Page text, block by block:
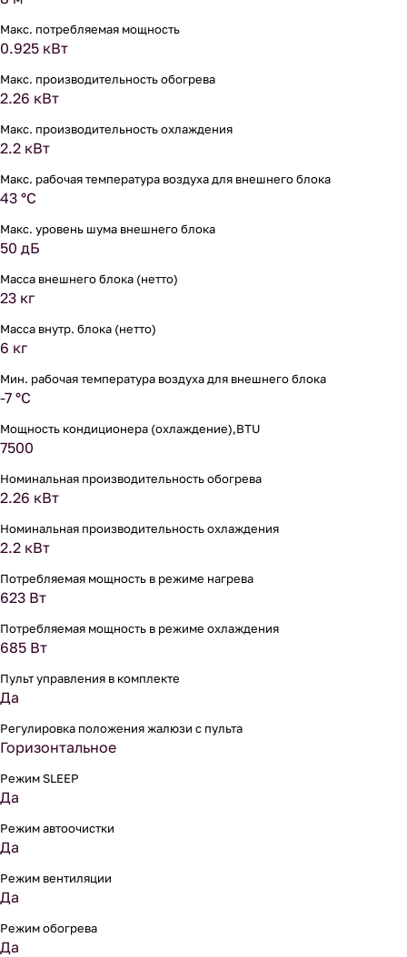
Макс. потребляемая мощность
0.925 кВт
Макс. производительность обогрева
2.26 кВт
Макс. производительность охлаждения
2.2 кВт
Макс. рабочая температура воздуха для внешнего блока
43 °С
Макс. уровень шума внешнего блока
50 дБ
Масса внешнего блока (нетто)
23 кг
Масса внутр. блока (нетто)
6 кг
Мин. рабочая температура воздуха для внешнего блока
-7 °С
Мощность кондиционера (охлаждение),BTU
7500
Номинальная производительность обогрева
2.26 кВт
Номинальная производительность охлаждения
2.2 кВт
Потребляемая мощность в режиме нагрева
623 Вт
Потребляемая мощность в режиме охлаждения
685 Вт
Пульт управления в комплекте
Да
Регулировка положения жалюзи с пульта
Горизонтальное
Режим SLEEP
Да
Режим автоочистки
Да
Режим вентиляции
Да
Режим обогрева
Да